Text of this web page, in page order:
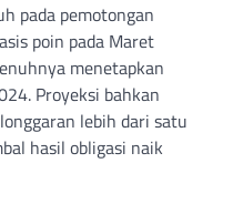
pada pemotongan
poin pada Maret
menetapkan
Proyeksi bahkan
lebih dari satu
hasil obligasi naik